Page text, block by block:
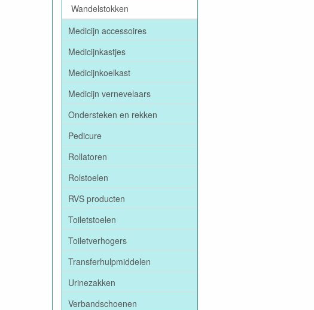
Wandelstokken
Medicijn accessoires
Medicijnkastjes
Medicijnkoelkast
Medicijn vernevelaars
Ondersteken en rekken
Pedicure
Rollatoren
Rolstoelen
RVS producten
Toiletstoelen
Toiletverhogers
Transferhulpmiddelen
Urinezakken
Verbandschoenen